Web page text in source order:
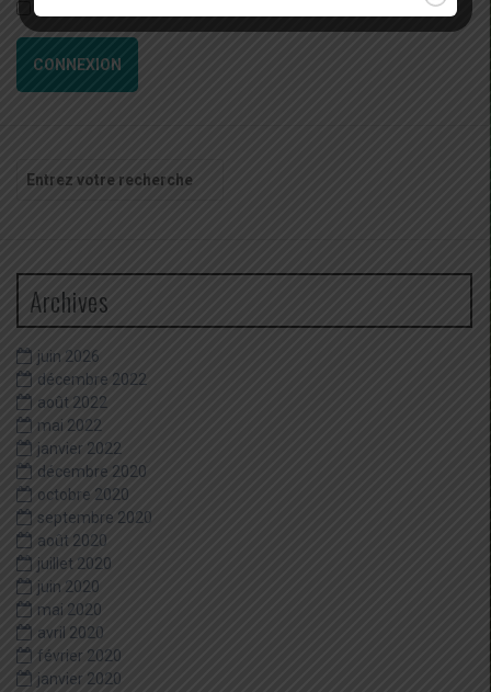
Rester connecté
CONNEXION
pour
Archives
juin 2026
décembre 2022
août 2022
mai 2022
janvier 2022
décembre 2020
octobre 2020
septembre 2020
août 2020
juillet 2020
juin 2020
mai 2020
avril 2020
février 2020
janvier 2020